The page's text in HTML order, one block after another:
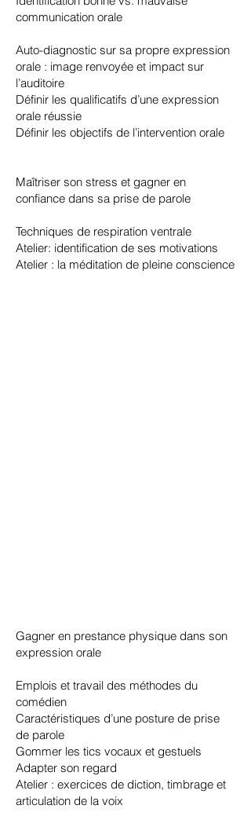
communication orale​
Auto-diagnostic sur sa propre expression
orale : image renvoyée et impact sur
l’auditoire
Définir les qualificatifs d’une expression
orale réussie
Définir les objectifs de l’intervention orale
​Maîtriser son stress et gagner en
confiance dans sa prise de parole​
Techniques de respiration ventrale
Atelier: identification de ses motivations
Atelier : la méditation de pleine conscience
​​Gagner en prestance physique dans son
expression orale
Emplois et travail des méthodes du
comédien
Caractéristiques d’une posture de prise
de parole
Gommer les tics vocaux et gestuels
Adapter son regard
Atelier : exercices de diction, timbrage et
articulation de la voix